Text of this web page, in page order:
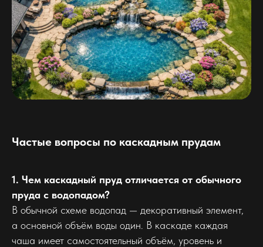
Частые вопросы по каскадным прудам
1. Чем каскадный пруд отличается от обычного
пруда с водопадом?
В обычной схеме водопад — декоративный элемент,
а основной объём воды один. В каскаде каждая
чаша имеет самостоятельный объём, уровень и